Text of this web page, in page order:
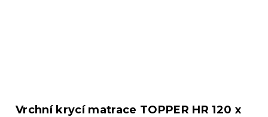
Vrchní krycí matrace TOPPER HR 120 x